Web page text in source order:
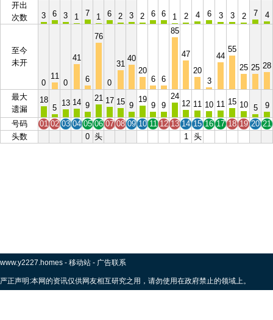
开出
次数
3 6 3 1 7 1 6 2 3 2 6 6 1 2 4 6 3 3 2 7 4
至今
未开
0
11
0
41
6
76
0
31
40
20
6
6
85
47
20
3
44
55
25 25 28
最大
遗漏
18
5
13 14 9
21 17 15 9
19
9 9
24
12 11 10 11 15 10 5
9
号码
01 02 03 04 05 06 07 08 09 10 11 12 13 14 15 16 17 18 19 20 21
头数
0 头 1 头
www.y2227.homes - 移动站 - 广告联系
严正声明:本网的资讯仅供网友相互研究之用，请勿使用在政府禁止的领域上。